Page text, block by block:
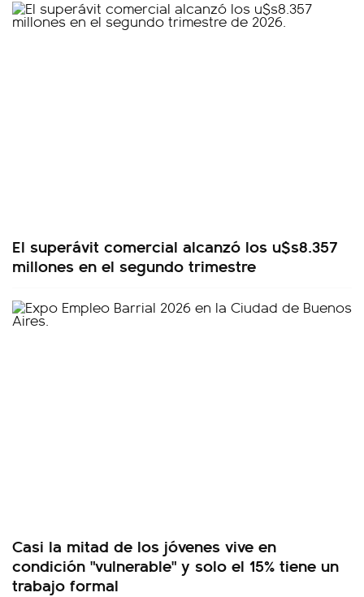
El superávit comercial alcanzó los u$s8.357
millones en el segundo trimestre
Casi la mitad de los jóvenes vive en
condición "vulnerable" y solo el 15% tiene un
trabajo formal